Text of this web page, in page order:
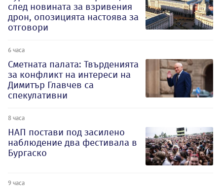
след новината за взривения
дрон, опозицията настоява за
отговори
6 часа
Сметната палата: Твърденията
за конфликт на интереси на
Димитър Главчев са
спекулативни
8 часа
НАП постави под засилено
наблюдение два фестивала в
Бургаско
9 часа